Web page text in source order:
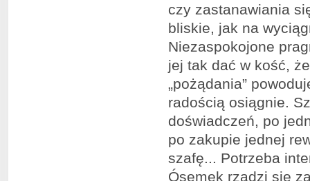
czy zastanawiania
bliskie, jak na
Niezaspokojone
jej tak dać w kość,
„pożądania”
radością osiągnie.
doświadczeń, po
po zakupie jednej
szafę... Potrzeba
Ósemek rządzi się